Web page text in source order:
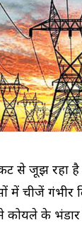
से जूझ रहा है
में चीजें गंभीर
कोयले के